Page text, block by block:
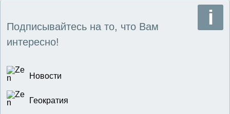
Подписывайтесь на то, что Вам
интересно!
Новости
Геократия